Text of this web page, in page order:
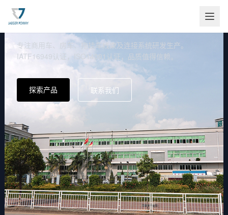
深圳智造
专注商用车、房车、拖挂车线束及连接系统研发生产。
IATF16949认证，ISO14001认证，品质值得信赖。
探索产品 联系我们